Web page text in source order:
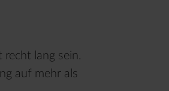
recht lang sein.
auf mehr als